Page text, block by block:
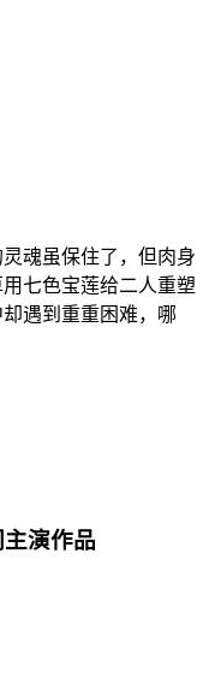
魂虽保住了，但肉身
七色宝莲给二人重塑
遇到重重困难，哪
演作品